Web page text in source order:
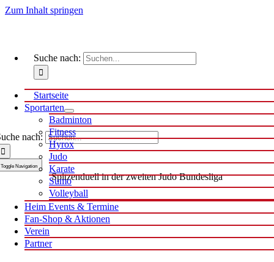
Zum Inhalt springen
nach:
Toggle Navigation
Startseite
Sportarten
Badminton
Fitness
Hyrox
Judo
Karate
Sumo
Volleyball
Heim Events & Termine
Fan-Shop & Aktionen
Verein
Partner
Suche nach:
Spitzenduell in der zweiten Judo Bundesliga